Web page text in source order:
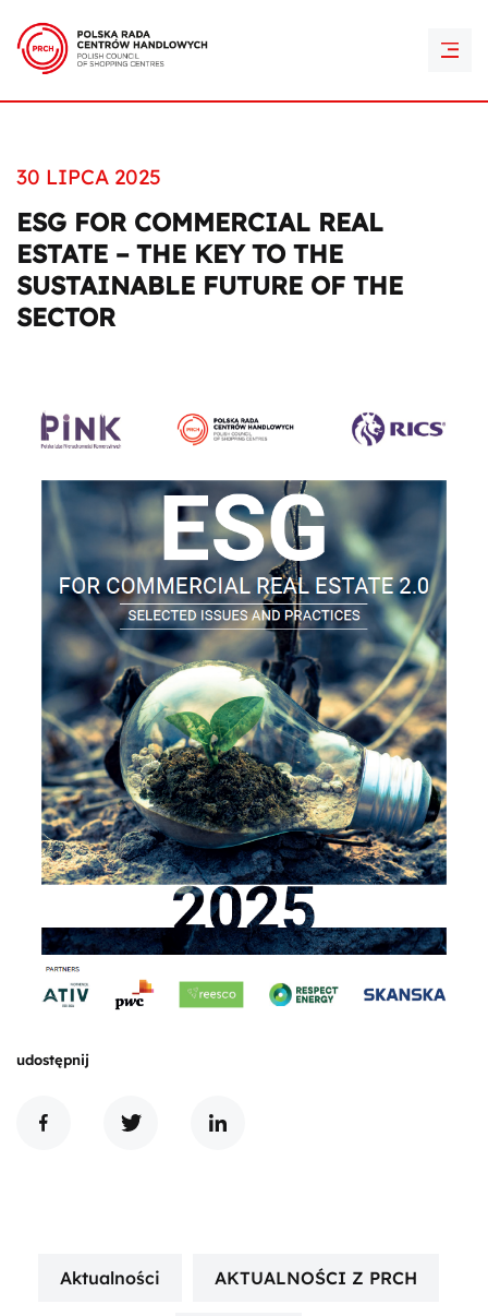
30 LIPCA 2025
ESG FOR COMMERCIAL REAL
ESTATE – THE KEY TO THE
SUSTAINABLE FUTURE OF THE
SECTOR
udostępnij
Aktualności AKTUALNOŚCI Z PRCH